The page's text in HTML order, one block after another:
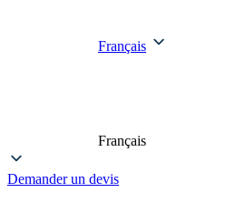
Français
Français
Demander un devis